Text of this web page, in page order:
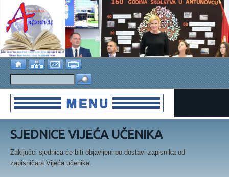
SJEDNICE VIJEĆA UČENIKA
Zaključci sjednica će biti objavljeni po dostavi zapisnika od
zapisničara Vijeća učenika.